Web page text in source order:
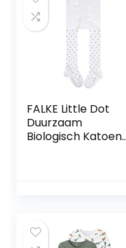
FALKE Little Dot
Duurzaam
Biologisch Katoen